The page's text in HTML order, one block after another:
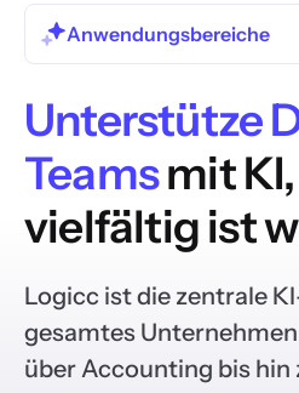
Anwendungsbereiche
Unterstütze
Teamsmit
vielfältig ist
Logicc ist die zentrale
gesamtes
über Accounting bis